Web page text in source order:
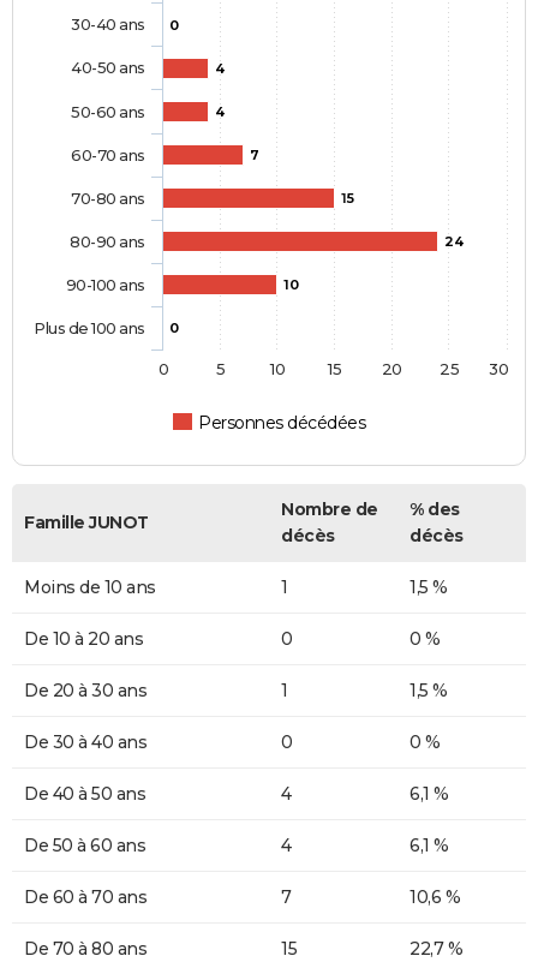
0
4
4
7
15
24
10
0
Personnes décédées
30-40 ans
40-50 ans
50-60 ans
60-70 ans
70-80 ans
80-90 ans
90-100 ans
Plus de 100 ans
0 5 10 15 20 25 30
Famille JUNOT
Nombre de
décès
% des
décès
Moins de 10 ans 1 1,5 %
De 10 à 20 ans 0 0 %
De 20 à 30 ans 1 1,5 %
De 30 à 40 ans 0 0 %
De 40 à 50 ans 4 6,1 %
De 50 à 60 ans 4 6,1 %
De 60 à 70 ans 7 10,6 %
De 70 à 80 ans 15 22,7 %